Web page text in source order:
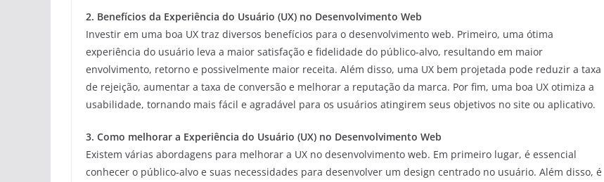
2. Benefícios da Experiência do Usuário (UX) no Desenvolvimento Web
Investir em uma boa UX traz diversos benefícios para o desenvolvimento web. Primeiro, uma ótima
experiência do usuário leva a maior satisfação e fidelidade do público-alvo, resultando em maior
envolvimento, retorno e possivelmente maior receita. Além disso, uma UX bem projetada pode reduzir a taxa
de rejeição, aumentar a taxa de conversão e melhorar a reputação da marca. Por fim, uma boa UX otimiza a
usabilidade, tornando mais fácil e agradável para os usuários atingirem seus objetivos no site ou aplicativo.
3. Como melhorar a Experiência do Usuário (UX) no Desenvolvimento Web
Existem várias abordagens para melhorar a UX no desenvolvimento web. Em primeiro lugar, é essencial
conhecer o público-alvo e suas necessidades para desenvolver um design centrado no usuário. Além disso, é